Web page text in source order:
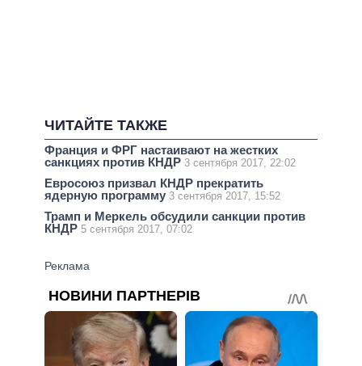
ЧИТАЙТЕ ТАКЖЕ
Франция и ФРГ настаивают на жестких
санкциях против КНДР 3 сентября 2017, 22:02
Евросоюз призвал КНДР прекратить
ядерную программу 3 сентября 2017, 15:52
Трамп и Меркель обсудили санкции против
КНДР 5 сентября 2017, 07:02